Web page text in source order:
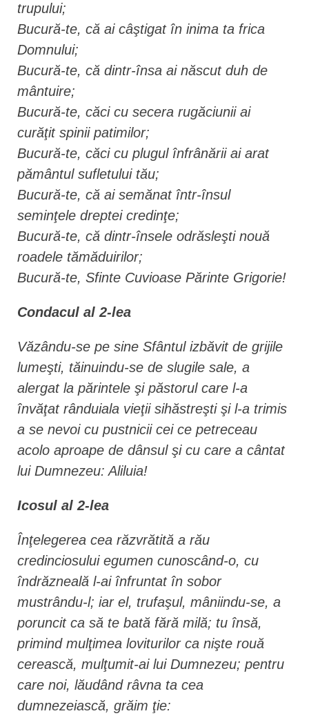
trupului;
Bucură-te, că ai câştigat în inima ta frica
Domnului;
Bucură-te, că dintr-însa ai născut duh de
mântuire;
Bucură-te, căci cu secera rugăciunii ai
curăţit spinii patimilor;
Bucură-te, căci cu plugul înfrânării ai arat
pământul sufletului tău;
Bucură-te, că ai semănat într-însul
seminţele dreptei credinţe;
Bucură-te, că dintr-însele odrăsleşti nouă
roadele tămăduirilor;
Bucură-te, Sfinte Cuvioase Părinte Grigorie!
Condacul al 2-lea
Văzându-se pe sine Sfântul izbăvit de grijile
lumeşti, tăinuindu-se de slugile sale, a
alergat la părintele şi păstorul care l-a
învăţat rânduiala vieţii sihăstreşti şi l-a trimis
a se nevoi cu pustnicii cei ce petreceau
acolo aproape de dânsul şi cu care a cântat
lui Dumnezeu: Aliluia!
Icosul al 2-lea
Înţelegerea cea răzvrătită a rău
credinciosului egumen cunoscând-o, cu
îndrăzneală l-ai înfruntat în sobor
mustrându-l; iar el, trufaşul, mâniindu-se, a
poruncit ca să te bată fără milă; tu însă,
primind mulţimea loviturilor ca nişte rouă
cerească, mulţumit-ai lui Dumnezeu; pentru
care noi, lăudând râvna ta cea
dumnezeiască, grăim ţie: